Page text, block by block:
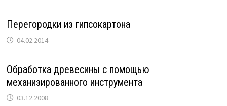
Перегородки из гипсокартона
04.02.2014
Обработка древесины с помощью
механизированного инструмента
03.12.2008